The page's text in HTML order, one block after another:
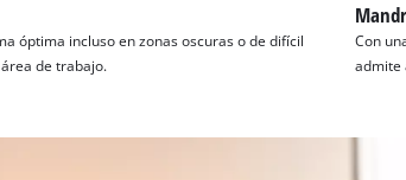
óptima incluso en zonas oscuras o de difícil
de trabajo.
Con
admite